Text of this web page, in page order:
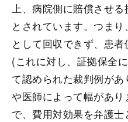
上、病院側に賠償させ
とされています。つま
として回収できず、患
(これに対し、証拠保全
て認められた裁判例が
や医師によって幅があ
で、費用対効果を弁護